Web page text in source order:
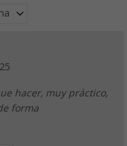
hacer, muy práctico,
forma